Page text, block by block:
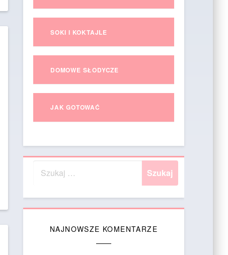
SOKI I KOKTAJLE
DOMOWE SŁODYCZE
JAK GOTOWAĆ
NAJNOWSZE KOMENTARZE